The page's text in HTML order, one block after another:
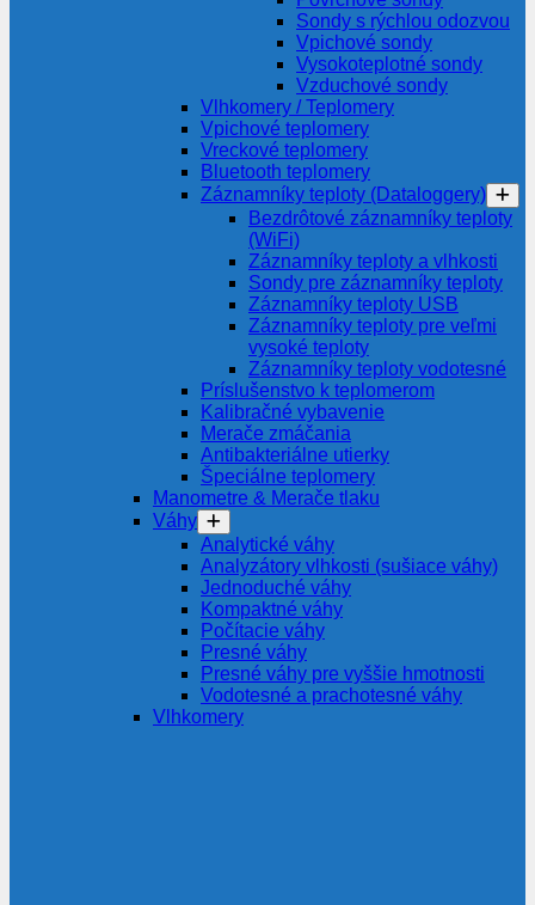
Sondy s rýchlou odozvou
Vpichové sondy
Vysokoteplotné sondy
Vzduchové sondy
Vlhkomery / Teplomery
Vpichové teplomery
Vreckové teplomery
Bluetooth teplomery
Záznamníky teploty (Dataloggery)
Bezdrôtové záznamníky teploty
(WiFi)
Záznamníky teploty a vlhkosti
Sondy pre záznamníky teploty
Záznamníky teploty USB
Záznamníky teploty pre veľmi
vysoké teploty
Záznamníky teploty vodotesné
Príslušenstvo k teplomerom
Kalibračné vybavenie
Merače zmáčania
Antibakteriálne utierky
Špeciálne teplomery
Manometre & Merače tlaku
Váhy
Analytické váhy
Analyzátory vlhkosti (sušiace váhy)
Jednoduché váhy
Kompaktné váhy
Počítacie váhy
Presné váhy
Presné váhy pre vyššie hmotnosti
Vodotesné a prachotesné váhy
Vlhkomery